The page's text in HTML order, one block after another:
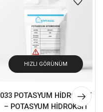
HIZLI GÖRÜNÜM
033 POTASYUM HİDROKSİT
– POTASYUM HİDROKSİT